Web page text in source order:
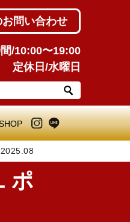
問い合わせ
/10:00〜19:00
定休日/水曜日
ポ